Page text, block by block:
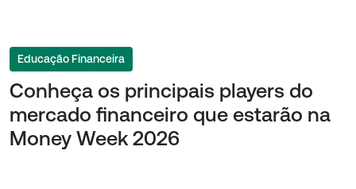
Educação Financeira
Conheça os principais players do
mercado financeiro que estarão na
Money Week 2026